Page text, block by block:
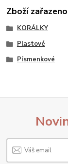
Zboží
KORÁLKY
Plastové
Písmenkové